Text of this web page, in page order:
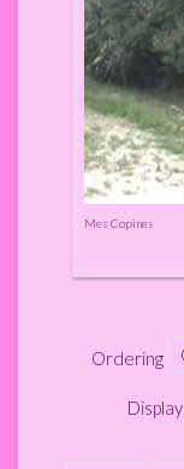
Mes Copines
Ordering